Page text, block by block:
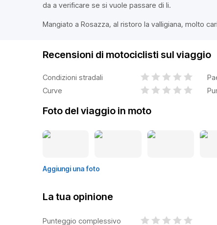
da a verificare se si vuole passare di li.
Mangiato a Rosazza, al ristoro la valligiana, molto
Recensioni di motociclisti sul viaggio
Condizioni stradali
Curve
Foto del viaggio in moto
Aggiungi una foto
La tua opinione
Punteggio complessivo